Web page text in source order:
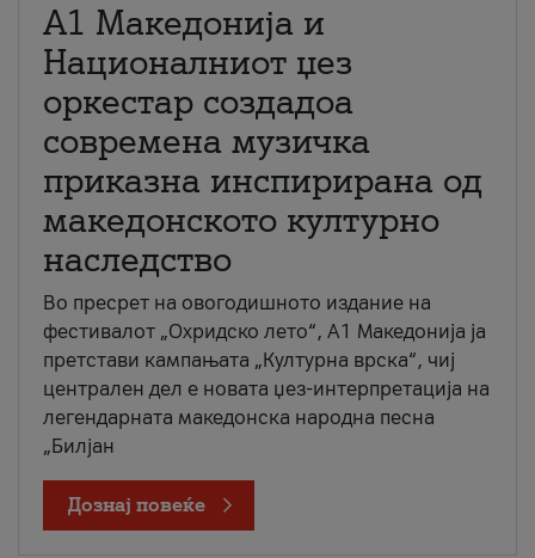
А1 Македонија и
Националниот џез
оркестар создадоа
современа музичка
приказна инспирирана од
македонското културно
наследство
Во пресрет на овогодишното издание на
фестивалот „Охридско лето“, А1 Македонија ја
претстави кампањата „Културна врска“, чиј
централен дел е новата џез-интерпретација на
легендарната македонска народна песна
„Билјан
Дознај повеќе